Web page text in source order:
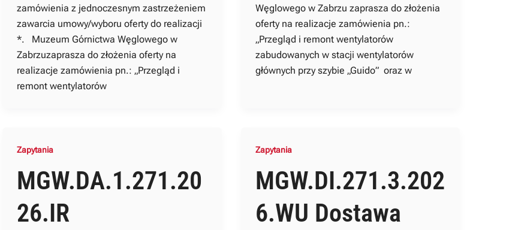
zamówienia z jednoczesnym zastrzeżeniem
zawarcia umowy/wyboru oferty do realizacji
*. Muzeum Górnictwa Węglowego w
Zabrzuzaprasza do złożenia oferty na
realizacje zamówienia pn.: „Przegląd i
remont wentylatorów
Węglowego w Zabrzu zaprasza do złożenia
oferty na realizacje zamówienia pn.:
„Przegląd i remont wentylatorów
zabudowanych w stacji wentylatorów
głównych przy szybie „Guido” oraz w
Zapytania
MGW.DA.1.271.20
26.IR
Zapytania
MGW.DI.271.3.202
6.WU Dostawa